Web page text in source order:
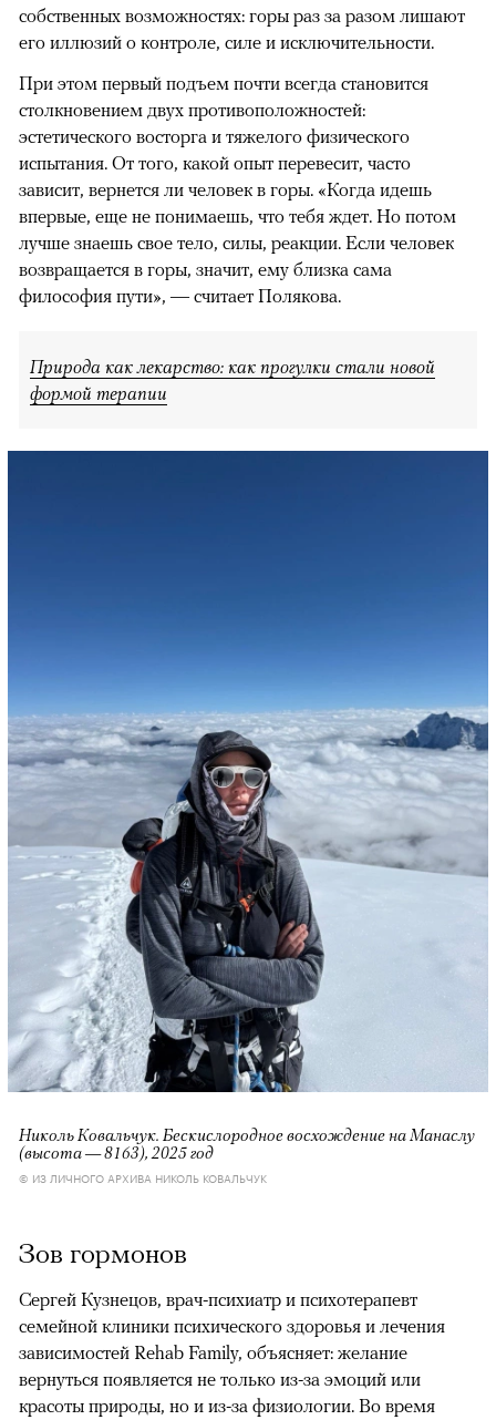
собственных возможностях: горы раз за разом лишают
его иллюзий о контроле, силе и исключительности.
При этом первый подъем почти всегда становится
столкновением двух противоположностей:
эстетического восторга и тяжелого физического
испытания. От того, какой опыт перевесит, часто
зависит, вернется ли человек в горы. «Когда идешь
впервые, еще не понимаешь, что тебя ждет. Но потом
лучше знаешь свое тело, силы, реакции. Если человек
возвращается в горы, значит, ему близка сама
философия пути», — считает Полякова.
Природа как лекарство: как прогулки стали новой
формой терапии
Николь Ковальчук. Бескислородное восхождение на Манаслу
(высота — 8163), 2025 год
© ИЗ ЛИЧНОГО АРХИВА НИКОЛЬ КОВАЛЬЧУК
Зов гормонов
Сергей Кузнецов, врач-психиатр и психотерапевт
семейной клиники психического здоровья и лечения
зависимостей Rehab Family, объясняет: желание
вернуться появляется не только из-за эмоций или
красоты природы, но и из-за физиологии. Во время